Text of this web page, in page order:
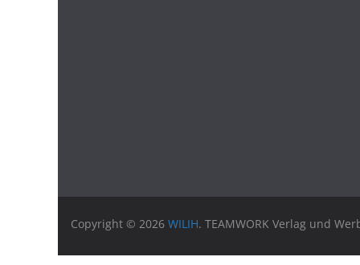
Copyright © 2026 WILIH. TEAMWORK Verlag und